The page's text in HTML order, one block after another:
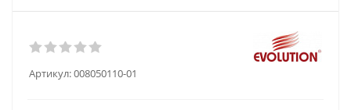
Артикул:008050110-01